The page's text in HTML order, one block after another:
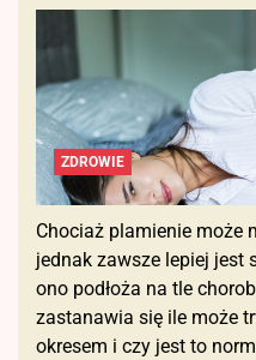
ZDROWIE
Chociaż plamienie może
jednak zawsze lepiej jest
ono podłoża na tle
zastanawia się ile może
okresem i czy jest to